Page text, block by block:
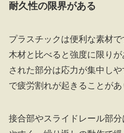
耐久性の限界がある
プラスチックは便利な素材
木材と比べると強度に限り
された部分は応力が集中し
で疲労割れが起きることがあ
接合部やスライドレール部